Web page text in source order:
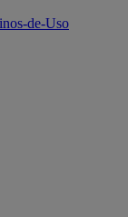
de-Uso